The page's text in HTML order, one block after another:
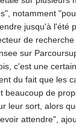
notamment
jusqu'à l'été
de
sur
c'est une
du fait que les
beaucoup de
leur sort, alors
attendre",